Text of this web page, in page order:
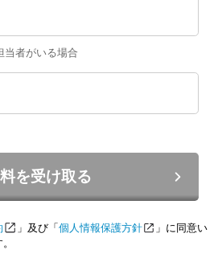
当者がいる場合
を受け取る
」及び「個人情報保護方針
」に同意い